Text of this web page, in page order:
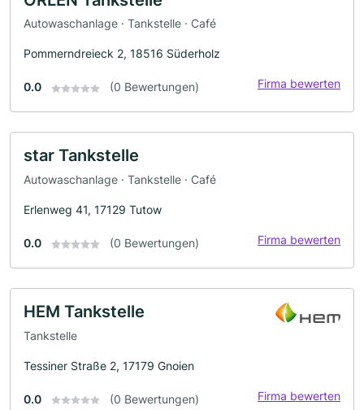
Autowaschanlage · Tankstelle · Café
Pommerndreieck 2, 18516 Süderholz
0.0 (0 Bewertungen) Firma bewerten
star Tankstelle
Autowaschanlage · Tankstelle · Café
Erlenweg 41, 17129 Tutow
0.0 (0 Bewertungen) Firma bewerten
HEM Tankstelle
Tankstelle
Tessiner Straße 2, 17179 Gnoien
0.0 (0 Bewertungen) Firma bewerten